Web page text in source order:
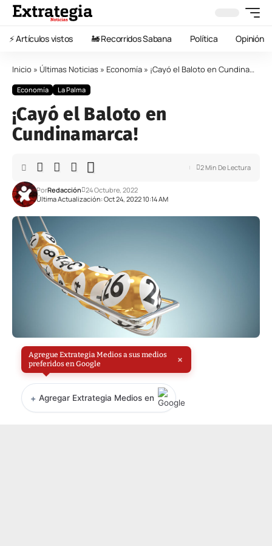
⚡️ Artículos vistos 🚂 Recorridos Sabana Política Opinión
Inicio » Últimas Noticias » Economía » ¡Cayó el Baloto en Cundinamarca!
Economía La Palma
¡Cayó el Baloto en
Cundinamarca!
Última Actualización: Oct 24, 2022 10:14 AM
PorRedacción 24 Octubre, 2022
2 Min De Lectura
Agregue Extrategia Medios a sus medios
preferidos en Google
×
+ Agregar Extrategia Medios en